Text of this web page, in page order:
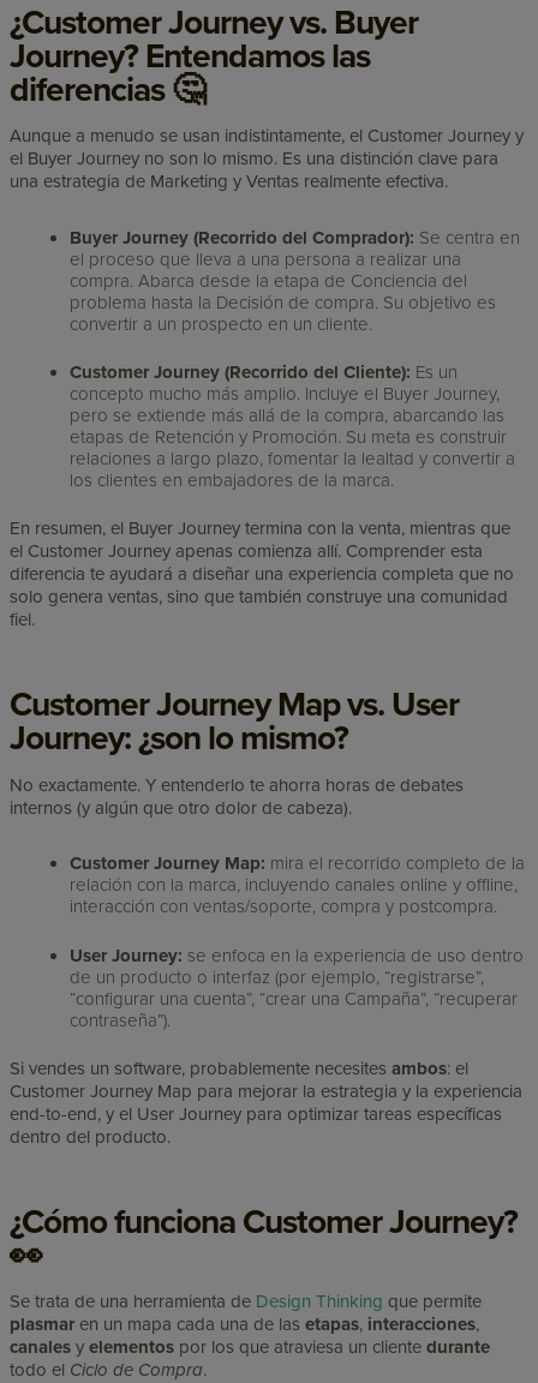
¿Customer Journey vs. Buyer
Journey? Entendamos las
diferencias 🤔
Aunque a menudo se usan indistintamente, el Customer Journey y
el Buyer Journey no son lo mismo. Es una distinción clave para
una estrategia de Marketing y Ventas realmente efectiva.
Buyer Journey (Recorrido del Comprador): Se centra en
el proceso que lleva a una persona a realizar una
compra. Abarca desde la etapa de Conciencia del
problema hasta la Decisión de compra. Su objetivo es
convertir a un prospecto en un cliente.
Customer Journey (Recorrido del Cliente): Es un
concepto mucho más amplio. Incluye el Buyer Journey,
pero se extiende más allá de la compra, abarcando las
etapas de Retención y Promoción. Su meta es construir
relaciones a largo plazo, fomentar la lealtad y convertir a
los clientes en embajadores de la marca.
En resumen, el Buyer Journey termina con la venta, mientras que
el Customer Journey apenas comienza allí. Comprender esta
diferencia te ayudará a diseñar una experiencia completa que no
solo genera ventas, sino que también construye una comunidad
fiel.
Customer Journey Map vs. User
Journey: ¿son lo mismo?
No exactamente. Y entenderlo te ahorra horas de debates
internos (y algún que otro dolor de cabeza).
Customer Journey Map: mira el recorrido completo de la
relación con la marca, incluyendo canales online y offline,
interacción con ventas/soporte, compra y postcompra.
User Journey: se enfoca en la experiencia de uso dentro
de un producto o interfaz (por ejemplo, “registrarse”,
“configurar una cuenta”, “crear una Campaña”, “recuperar
contraseña”).
Si vendes un software, probablemente necesitesambos: el
Customer Journey Map para mejorar la estrategia y la experiencia
end-to-end, y el User Journey para optimizar tareas específicas
dentro del producto.
¿Cómo funciona Customer Journey?
👀
Se trata de una herramienta de Design Thinking que permite
plasmar en un mapa cada una de lasetapas, interacciones,
canalesyelementos por los que atraviesa un clientedurante
todo el Ciclo de Compra.